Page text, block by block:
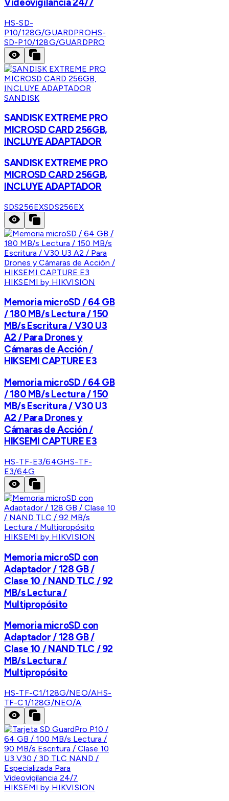
HS-SD-
P10/128G/GUARDPROHS-
SD-P10/128G/GUARDPRO
SANDISK
SANDISK EXTREME PRO
MICROSD CARD 256GB,
INCLUYE ADAPTADOR
SANDISK EXTREME PRO
MICROSD CARD 256GB,
INCLUYE ADAPTADOR
SDS256EXSDS256EX
HIKSEMI by HIKVISION
Memoria microSD / 64 GB
/ 180 MB/s Lectura / 150
MB/s Escritura / V30 U3
A2 / Para Drones y
Cámaras de Acción /
HIKSEMI CAPTURE E3
Memoria microSD / 64 GB
/ 180 MB/s Lectura / 150
MB/s Escritura / V30 U3
A2 / Para Drones y
Cámaras de Acción /
HIKSEMI CAPTURE E3
HS-TF-E3/64GHS-TF-
E3/64G
HIKSEMI by HIKVISION
Memoria microSD con
Adaptador / 128 GB /
Clase 10 / NAND TLC / 92
MB/s Lectura /
Multipropósito
Memoria microSD con
Adaptador / 128 GB /
Clase 10 / NAND TLC / 92
MB/s Lectura /
Multipropósito
HS-TF-C1/128G/NEO/AHS-
TF-C1/128G/NEO/A
HIKSEMI by HIKVISION